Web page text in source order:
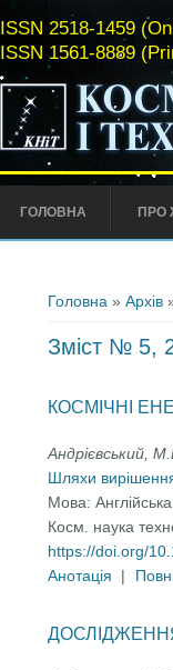
ISSN 2518-1459
ISSN 1561-8889
ГОЛОВНА ПРО
Головна» Архів
Зміст № 5,
КОСМІЧНІ
Андрієвський,
Шляхи
Мова: Англійська
Косм. наука
https://doi.org/
Анотація
|